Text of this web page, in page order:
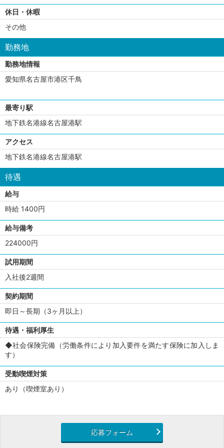
休日・休暇
その他
勤務地
勤務地情報
愛知県名古屋市港区千鳥
最寄り駅
地下鉄名港線名古屋港駅
アクセス
地下鉄名港線名古屋港駅
待遇
給与
時給 1400円
給与備考
224000円
試用期間
入社後2週間
契約期間
即日～長期（3ヶ月以上）
待遇・福利厚生
◆社会保険完備（労働条件により加入要件を満たす保険に加入しま
す）
受動喫煙対策
あり（喫煙室あり）
応募フォーム